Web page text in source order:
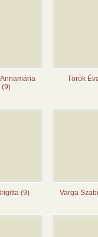
(9)
Török
(9) Varga